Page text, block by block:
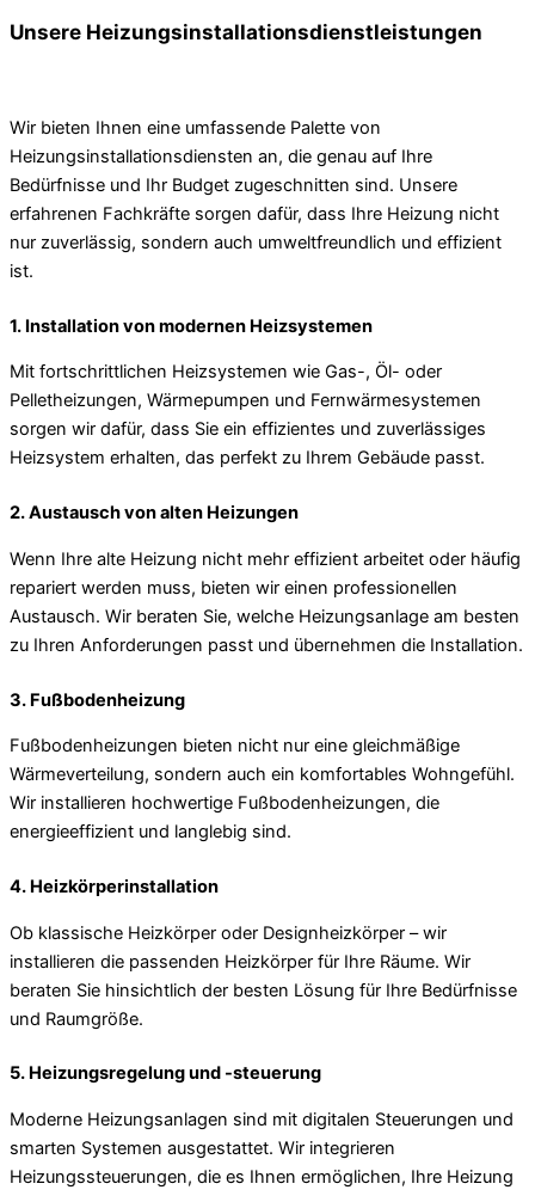
Unsere Heizungsinstallationsdienstleistungen
Wir bieten Ihnen eine umfassende Palette von
Heizungsinstallationsdiensten an, die genau auf Ihre
Bedürfnisse und Ihr Budget zugeschnitten sind. Unsere
erfahrenen Fachkräfte sorgen dafür, dass Ihre Heizung nicht
nur zuverlässig, sondern auch umweltfreundlich und effizient
ist.
1. Installation von modernen Heizsystemen
Mit fortschrittlichen Heizsystemen wie Gas-, Öl- oder
Pelletheizungen, Wärmepumpen und Fernwärmesystemen
sorgen wir dafür, dass Sie ein effizientes und zuverlässiges
Heizsystem erhalten, das perfekt zu Ihrem Gebäude passt.
2. Austausch von alten Heizungen
Wenn Ihre alte Heizung nicht mehr effizient arbeitet oder häufig
repariert werden muss, bieten wir einen professionellen
Austausch. Wir beraten Sie, welche Heizungsanlage am besten
zu Ihren Anforderungen passt und übernehmen die Installation.
3. Fußbodenheizung
Fußbodenheizungen bieten nicht nur eine gleichmäßige
Wärmeverteilung, sondern auch ein komfortables Wohngefühl.
Wir installieren hochwertige Fußbodenheizungen, die
energieeffizient und langlebig sind.
4. Heizkörperinstallation
Ob klassische Heizkörper oder Designheizkörper – wir
installieren die passenden Heizkörper für Ihre Räume. Wir
beraten Sie hinsichtlich der besten Lösung für Ihre Bedürfnisse
und Raumgröße.
5. Heizungsregelung und -steuerung
Moderne Heizungsanlagen sind mit digitalen Steuerungen und
smarten Systemen ausgestattet. Wir integrieren
Heizungssteuerungen, die es Ihnen ermöglichen, Ihre Heizung